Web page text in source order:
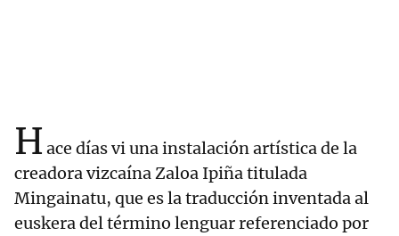
H ace días vi una instalación artística de la
creadora vizcaína Zaloa Ipiña titulada
Mingainatu, que es la traducción inventada al
euskera del término lenguar referenciado por